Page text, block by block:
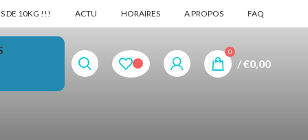
DE 10KG !!! ACTU HORAIRES A PROPOS FAQ
0
/€0,00